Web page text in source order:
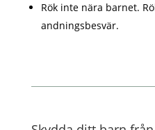
Rök inte nära barnet.
andningsbesvär.